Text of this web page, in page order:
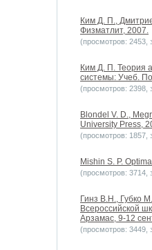
Ким Д. П.,
Физматлит, 2007.
(просмотров: 2453,
Ким Д. П. Теория
системы: Учеб.
(просмотров: 2398,
Blondel V. D.,
University Press,
(просмотров: 1857,
Mishin S. P.
(просмотров: 3714,
Гинз В.Н., Губко
Всероссийской
Арзамас, 9-12
(просмотров: 3449,